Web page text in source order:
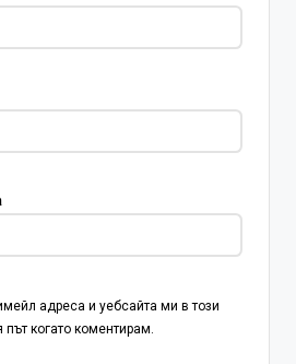
адреса и уебсайта ми в този
когато коментирам.